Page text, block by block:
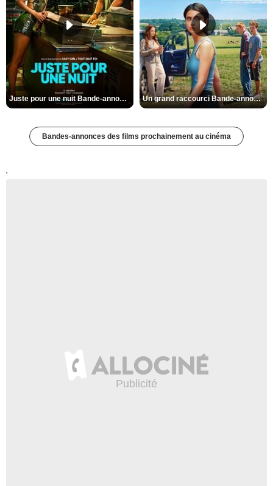
Juste pour une nuit Bande-annonce VO STFR Un grand raccourci Bande-annonce VF
Bandes-annonces des films prochainement au cinéma
'